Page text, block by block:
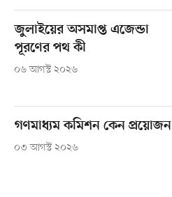
জুলাইয়ের অসমাপ্ত এজেন্ডা
পূরণের পথ কী
০৬ আগস্ট ২০২৬
গণমাধ্যম কমিশন কেন প্রয়োজন
০৩ আগস্ট ২০২৬